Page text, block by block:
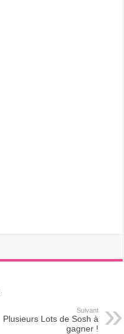
Suivant
Plusieurs Lots de Sosh à
gagner !